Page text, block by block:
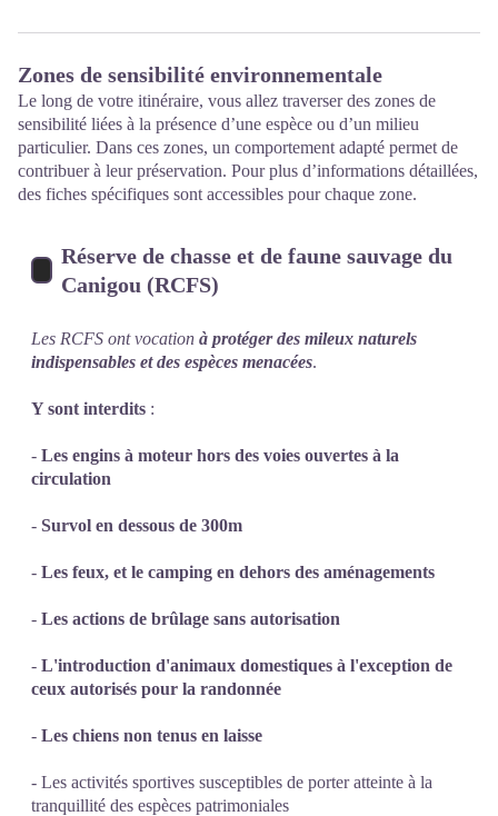
Zones de sensibilité environnementale
Le long de votre itinéraire, vous allez traverser des zones de
sensibilité liées à la présence d’une espèce ou d’un milieu
particulier. Dans ces zones, un comportement adapté permet de
contribuer à leur préservation. Pour plus d’informations détaillées,
des fiches spécifiques sont accessibles pour chaque zone.
Réserve de chasse et de faune sauvage du
Canigou (RCFS)
Les RCFS ont vocation à protéger des mileux naturels
indispensables et des espèces menacées.
Y sont interdits :
- Les engins à moteur hors des voies ouvertes à la
circulation
- Survol en dessous de 300m
- Les feux, et le camping en dehors des aménagements
- Les actions de brûlage sans autorisation
- L'introduction d'animaux domestiques à l'exception de
ceux autorisés pour la randonnée
- Les chiens non tenus en laisse
- Les activités sportives susceptibles de porter atteinte à la
tranquillité des espèces patrimoniales